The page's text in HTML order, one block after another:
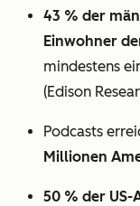
43 % der
Einwohner
mindestens
(Edison
Podcasts
Millionen
50 % der US-